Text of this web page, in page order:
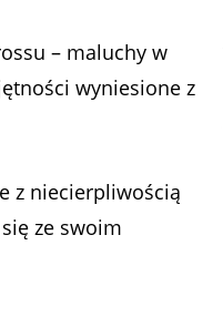
– maluchy w
wyniesione z
z niecierpliwością
ze swoim